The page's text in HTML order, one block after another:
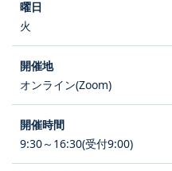
火
オンライン(Zoom)
9:30～16:30(受付9:00)